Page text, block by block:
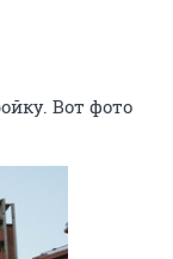
Вот фото